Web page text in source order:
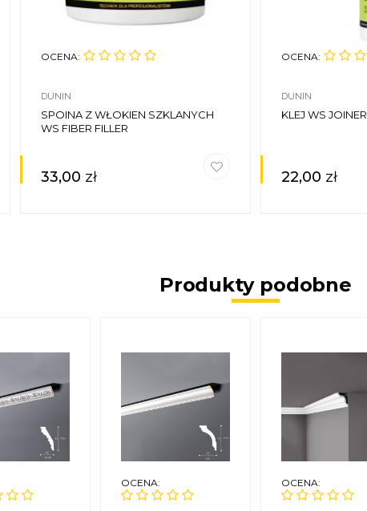
OCENA:
DUNIN
SPOINA Z WŁOKIEN SZKLANYCH
WS FIBER FILLER
33,00 zł
OCENA:
DUNIN
KLEJ WS JOINER
22,00 zł
Produkty podobne
OCENA: OCENA: